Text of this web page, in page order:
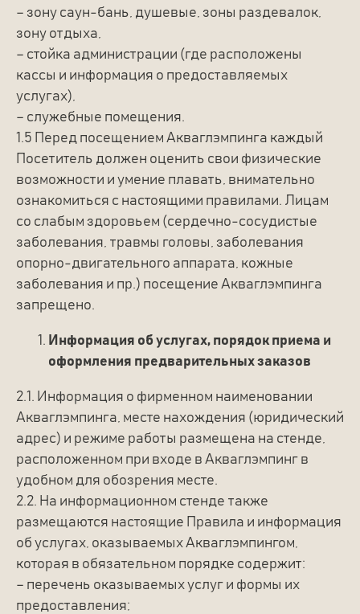
– зону саун-бань, душевые, зоны раздевалок,
зону отдыха,
– стойка администрации (где расположены
кассы и информация о предоставляемых
услугах),
– служебные помещения.
1.5 Перед посещением Акваглэмпинга каждый
Посетитель должен оценить свои физические
возможности и умение плавать, внимательно
ознакомиться с настоящими правилами. Лицам
со слабым здоровьем (сердечно-сосудистые
заболевания, травмы головы, заболевания
опорно-двигательного аппарата, кожные
заболевания и пр.) посещение Акваглэмпинга
запрещено.
Информация об услугах, порядок приема и
оформления предварительных заказов
2.1. Информация о фирменном наименовании
Акваглэмпинга, месте нахождения (юридический
адрес) и режиме работы размещена на стенде,
расположенном при входе в Акваглэмпинг в
удобном для обозрения месте.
2.2. На информационном стенде также
размещаются настоящие Правила и информация
об услугах, оказываемых Акваглэмпингом,
которая в обязательном порядке содержит:
– перечень оказываемых услуг и формы их
предоставления;